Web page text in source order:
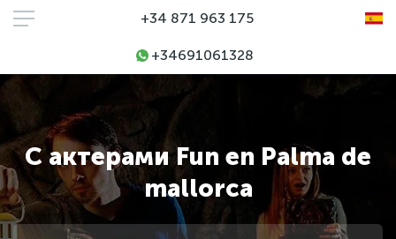
+34 871 963 175
+34691061328
С актерами Fun en Palma de
mallorca